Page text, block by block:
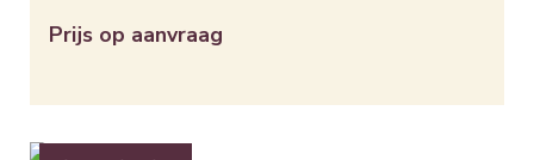
Prijs op aanvraag